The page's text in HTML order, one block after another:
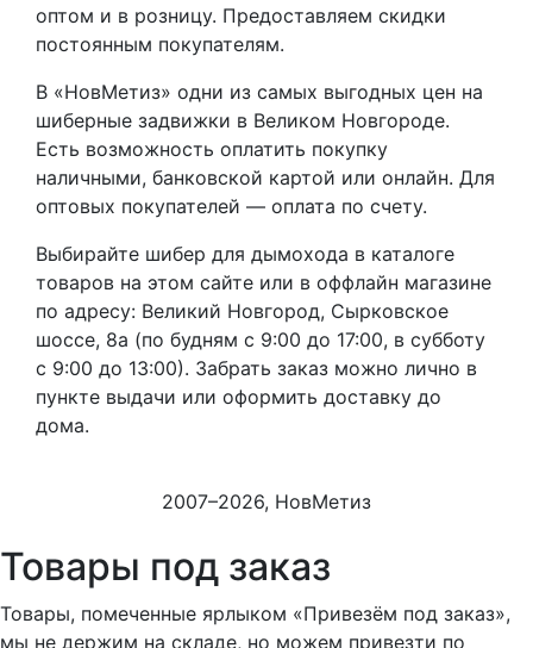
оптом и в розницу. Предоставляем скидки
постоянным покупателям.
В «НовМетиз» одни из самых выгодных цен на
шиберные задвижки в Великом Новгороде.
Есть возможность оплатить покупку
наличными, банковской картой или онлайн. Для
оптовых покупателей — оплата по счету.
Выбирайте шибер для дымохода в каталоге
товаров на этом сайте или в оффлайн магазине
по адресу: Великий Новгород, Сырковское
шоссе, 8а (по будням с 9:00 до 17:00, в субботу
с 9:00 до 13:00). Забрать заказ можно лично в
пункте выдачи или оформить доставку до
дома.
2007–2026, НовМетиз
Товары под заказ
Товары, помеченные ярлыком «Привезём под заказ»,
мы не держим на складе, но можем привезти по